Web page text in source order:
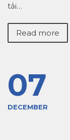
tải…
Read more
07
DECEMBER